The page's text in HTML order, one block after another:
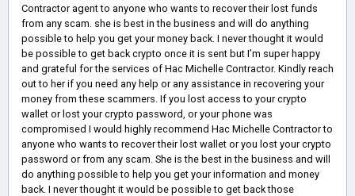
Contractor agent to anyone who wants to recover their lost funds
from any scam. she is best in the business and will do anything
possible to help you get your money back. I never thought it would
be possible to get back crypto once it is sent but I’m super happy
and grateful for the services of Hac Michelle Contractor. Kindly reach
out to her if you need any help or any assistance in recovering your
money from these scammers. If you lost access to your crypto
wallet or lost your crypto password, or your phone was
compromised I would highly recommend Hac Michelle Contractor to
anyone who wants to recover their lost wallet or you lost your crypto
password or from any scam. She is the best in the business and will
do anything possible to help you get your information and money
back. I never thought it would be possible to get back those